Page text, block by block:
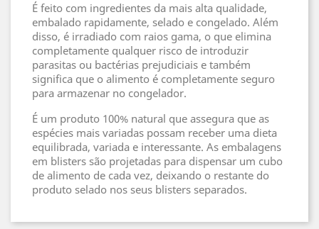
É feito com ingredientes da mais alta qualidade,
embalado rapidamente, selado e congelado. Além
disso, é irradiado com raios gama, o que elimina
completamente qualquer risco de introduzir
parasitas ou bactérias prejudiciais e também
significa que o alimento é completamente seguro
para armazenar no congelador.
É um produto 100% natural que assegura que as
espécies mais variadas possam receber uma dieta
equilibrada, variada e interessante. As embalagens
em blisters são projetadas para dispensar um cubo
de alimento de cada vez, deixando o restante do
produto selado nos seus blisters separados.